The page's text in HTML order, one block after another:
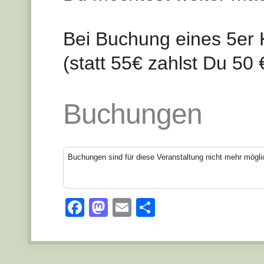
Bei Buchung eines 5er
(statt 55€ zahlst Du 50
Buchungen
Buchungen sind für diese Veranstaltung nicht mehr
Facebook
Mastodon
Email